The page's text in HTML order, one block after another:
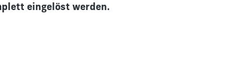
eingelöst werden.